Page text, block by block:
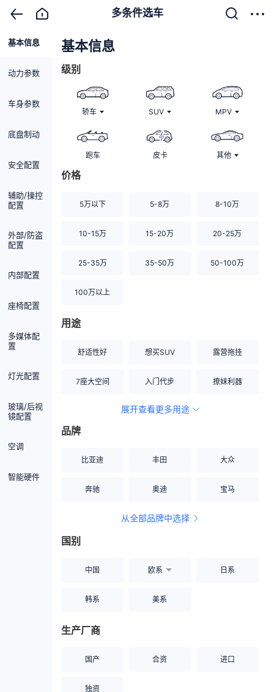
多条件选车
基本信息
动力参数
车身参数
底盘制动
安全配置
辅助/操控
配置
外部/防盗
配置
内部配置
座椅配置
多媒体配
置
灯光配置
玻璃/后视
镜配置
空调
智能硬件
基本信息
级别
轿车 SUV MPV
跑车 皮卡 其他
价格
5万以下 5-8万 8-10万
10-15万 15-20万 20-25万
25-35万 35-50万 50-100万
100万以上
用途
舒适性好 想买SUV 露营拖挂
7座大空间 入门代步 撩妹利器
空间宽敞
展开查看更多用途
品牌
比亚迪 丰田 大众
奔驰 奥迪 宝马
从全部品牌中选择
国别
中国 欧系 日系
韩系 美系
生产厂商
国产 合资 进口
独资